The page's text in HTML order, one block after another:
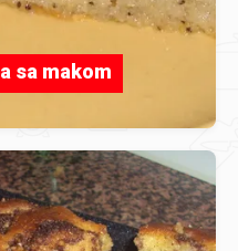
sa makom